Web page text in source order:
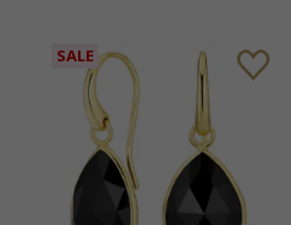
SALE